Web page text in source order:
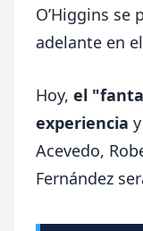
O’Higgins se
adelante en
Hoy, el
experiencia
Acevedo,
Fernández